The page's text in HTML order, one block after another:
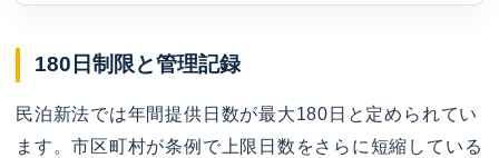
180日制限と管理記録
民泊新法では年間提供日数が最大180日と定められてい
ます。市区町村が条例で上限日数をさらに短縮している